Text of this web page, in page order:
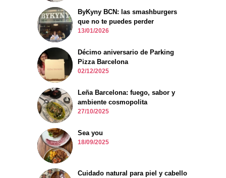
ByKyny BCN: las smashburgers
que no te puedes perder
13/01/2026
Décimo aniversario de Parking
Pizza Barcelona
02/12/2025
Leña Barcelona: fuego, sabor y
ambiente cosmopolita
27/10/2025
Sea you
18/09/2025
Cuidado natural para piel y cabello